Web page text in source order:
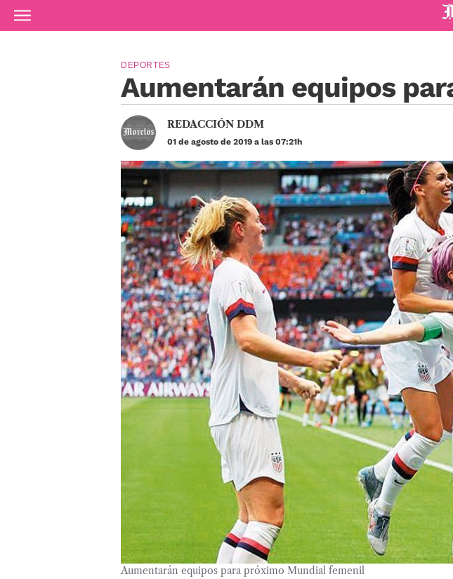
Ir al contenido principal
Diario
Aumentarán equipos
DEPORTES
REDACCIÓN DDM
01 de agosto de 2019 a las 07:21h
Aumentarán equipos para próximo Mundial femenil